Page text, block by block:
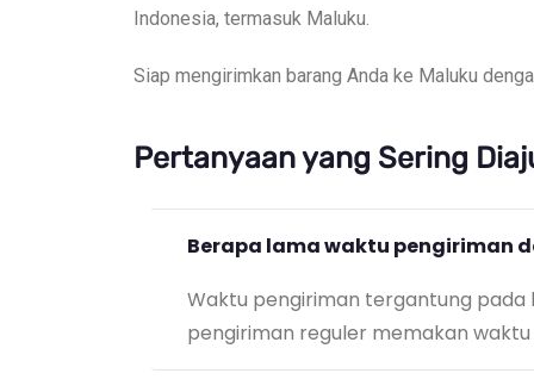
Indonesia, termasuk Maluku.
Siap mengirimkan barang Anda ke Maluku
Pertanyaan yang Sering
Berapa lama waktu pengiriman
Waktu pengiriman tergantung pada
pengiriman reguler memakan